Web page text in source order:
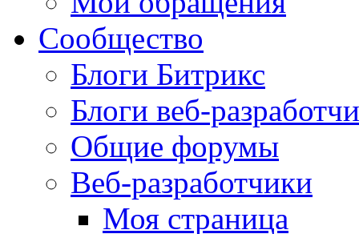
Сообщество
Блоги Битрикс
Блоги веб-
Общие форумы
Веб-разработчики
Моя страница